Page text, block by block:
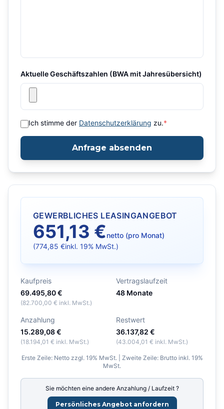
Aktuelle Geschäftszahlen (BWA mit Jahresübersicht)
Ich stimme der Datenschutzerklärung zu.*
Anfrage absenden
GEWERBLICHES LEASINGANGEBOT
651,13 €netto (pro Monat)
(774,85 €inkl. 19% MwSt.)
Kaufpreis
69.495,80 €
(82.700,00 € inkl. MwSt.)
Vertragslaufzeit
48 Monate
Anzahlung
15.289,08 €
(18.194,01 € inkl. MwSt.)
Restwert
36.137,82 €
(43.004,01 € inkl. MwSt.)
Erste Zeile: Netto zzgl. 19% MwSt. | Zweite Zeile: Brutto inkl. 19%
MwSt.
Sie möchten eine andere Anzahlung / Laufzeit ?
Persönliches Angebot anfordern